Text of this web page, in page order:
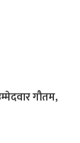
गौतम,